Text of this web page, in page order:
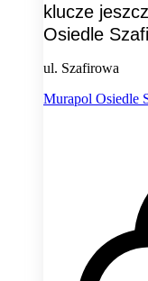
klucze
Osiedle
ul. Szafirowa
Murapol Osiedle